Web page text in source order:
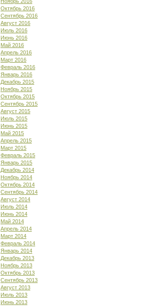
Октябрь 2016
Сентябрь 2016
Август 2016
Июль 2016
Июнь 2016
Май 2016
Апрель 2016
Март 2016
Февраль 2016
Январь 2016
Декабрь 2015
Ноябрь 2015
Октябрь 2015
Сентябрь 2015
Август 2015
Июль 2015
Июнь 2015
Май 2015
Апрель 2015
Март 2015
Февраль 2015
Январь 2015
Декабрь 2014
Ноябрь 2014
Октябрь 2014
Сентябрь 2014
Август 2014
Июль 2014
Июнь 2014
Май 2014
Апрель 2014
Март 2014
Февраль 2014
Январь 2014
Декабрь 2013
Ноябрь 2013
Октябрь 2013
Сентябрь 2013
Август 2013
Июль 2013
Июнь 2013